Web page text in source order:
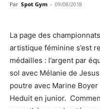
Par Spot Gym - 09/08/2018
La page des
artistique féminine s’est
médailles : l’argent par
sol avec Mélanie de
poutre avec Marine
Heduit en junior.